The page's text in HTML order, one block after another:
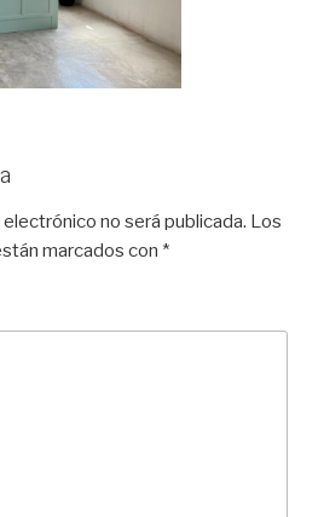
no será publicada. Los
marcados con *